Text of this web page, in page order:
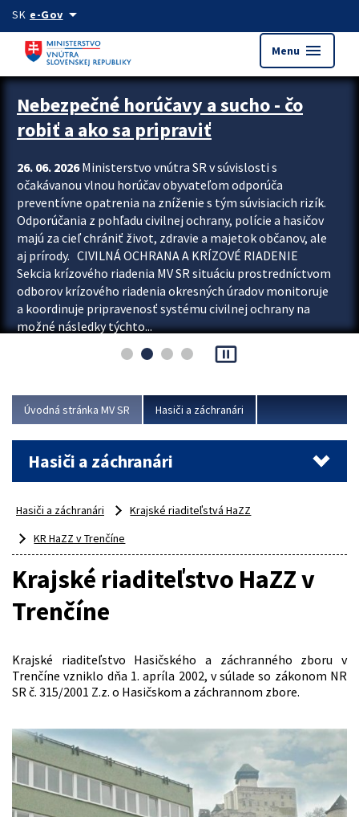
Preskocit na hlavný obsah
SK e-Govarrow_drop_down
Menu menu
Zastavit automatický posun upútavok
Nebezpečné horúčavy a sucho - čo
robiť a ako sa pripraviť
26. 06. 2026Ministerstvo vnútra SR v súvislosti s
očakávanou vlnou horúčav obyvateľom odporúča
preventívne opatrenia na zníženie s tým súvisiacich rizík.
Odporúčania z pohľadu civilnej ochrany, polície a hasičov
majú za cieľ chrániť život, zdravie a majetok občanov, ale
aj prírody. CIVILNÁ OCHRANA A KRÍZOVÉ RIADENIE
Sekcia krízového riadenia MV SR situáciu prostredníctvom
odborov krízového riadenia okresných úradov monitoruje
a koordinuje pripravenosť systému civilnej ochrany na
možné následky týchto...
pause_presentation
Úvodná stránka MV SR Hasiči a záchranári
Hasiči a záchranári
Hasiči a záchranári
Krajské riaditeľstvá HaZZ
KR HaZZ v Trenčíne
Krajské riaditeľstvo HaZZ v
Trenčíne
Krajské riaditeľstvo Hasičského a záchranného zboru v
Trenčíne vzniklo dňa 1. apríla 2002, v súlade so zákonom NR
SR č. 315/2001 Z.z. o Hasičskom a záchrannom zbore.